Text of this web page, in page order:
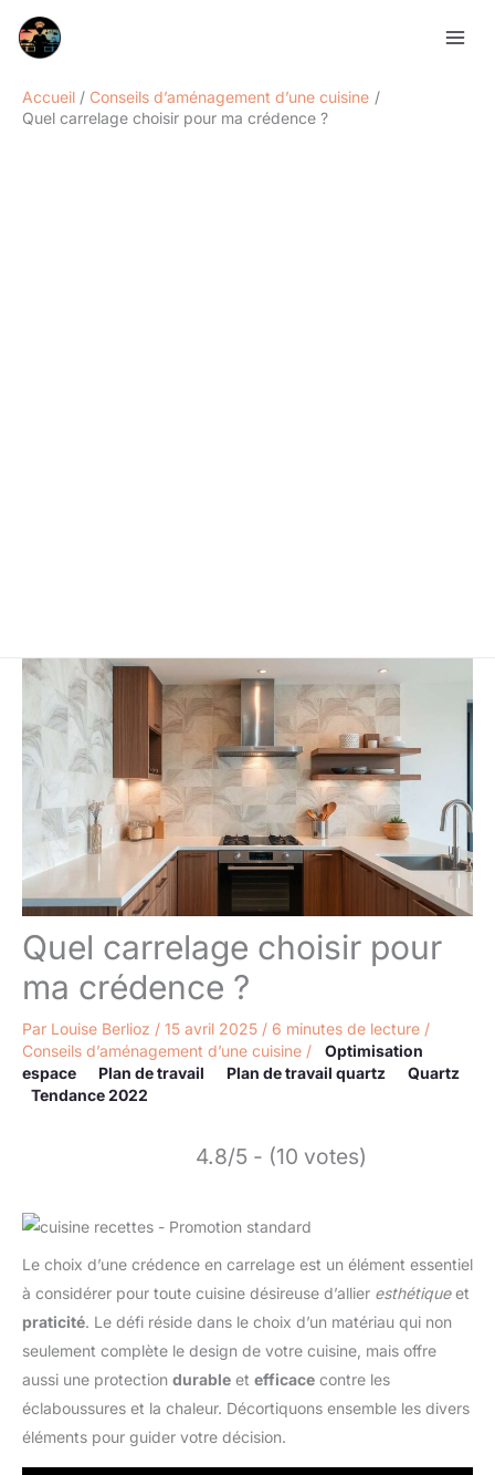
Accueil
Conseils d’aménagement d’une cuisine
Quel carrelage choisir pour ma crédence ?
Quel carrelage choisir pour
ma crédence ?
Par Louise Berlioz / 15 avril 2025 / 6 minutes de lecture /
Conseils d’aménagement d’une cuisine /
Optimisation
espace
Plan de travail Plan de travail quartz
Quartz
Tendance 2022
4.8/5 - (10 votes)
Le choix d’une crédence en carrelage est un élément essentiel
à considérer pour toute cuisine désireuse d’allier esthétiqueet
praticité. Le défi réside dans le choix d’un matériau qui non
seulement complète le design de votre cuisine, mais offre
aussi une protection durable et efficace contre les
éclaboussures et la chaleur. Décortiquons ensemble les divers
éléments pour guider votre décision.
Rechercher